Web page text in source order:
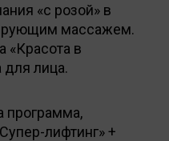
«с розой» в
массажем.
«Красота в
для лица.
программа,
лифтинг» +